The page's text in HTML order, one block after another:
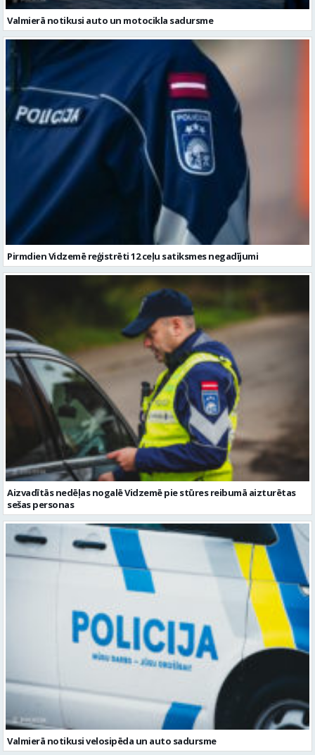
Pirmdien Vidzemē reģistrēti 12 ceļu satiksmes negadījumi
Aizvadītās nedēļas nogalē Vidzemē pie stūres reibumā aizturētas
sešas personas
Valmierā notikusi velosipēda un auto sadursme